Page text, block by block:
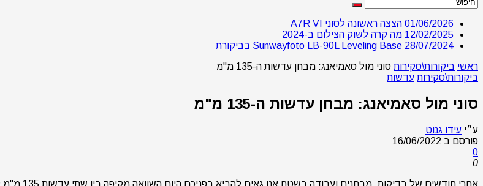
01/06/2026 הצצה ראשונה לסוני A7R VI
12/02/2025 מה קרה לשוק הצילום ב-2024
28/07/2024 Sunwayfoto LB-90L Leveling Base בביקורת
ראשי ביקורות\סקירות סוני מול סאמיאנג: מבחן עדשות ה-135 מ"מ
ביקורות\סקירות עדשות
סוני מול סאמיאנג: מבחן עדשות ה-135 מ"מ
ע״י עידו גנוט
פורסם ב 16/06/2022
0
0